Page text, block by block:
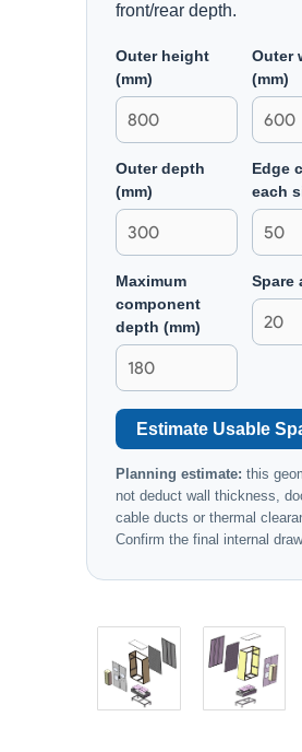
front/rear depth.
Outer height
(mm)
Outer
(mm)
Outer depth
(mm)
Edge
each
Maximum
component
depth (mm)
Spare
Estimate Usable
Planning estimate: this
not deduct wall thickness,
cable ducts or thermal
Confirm the final internal